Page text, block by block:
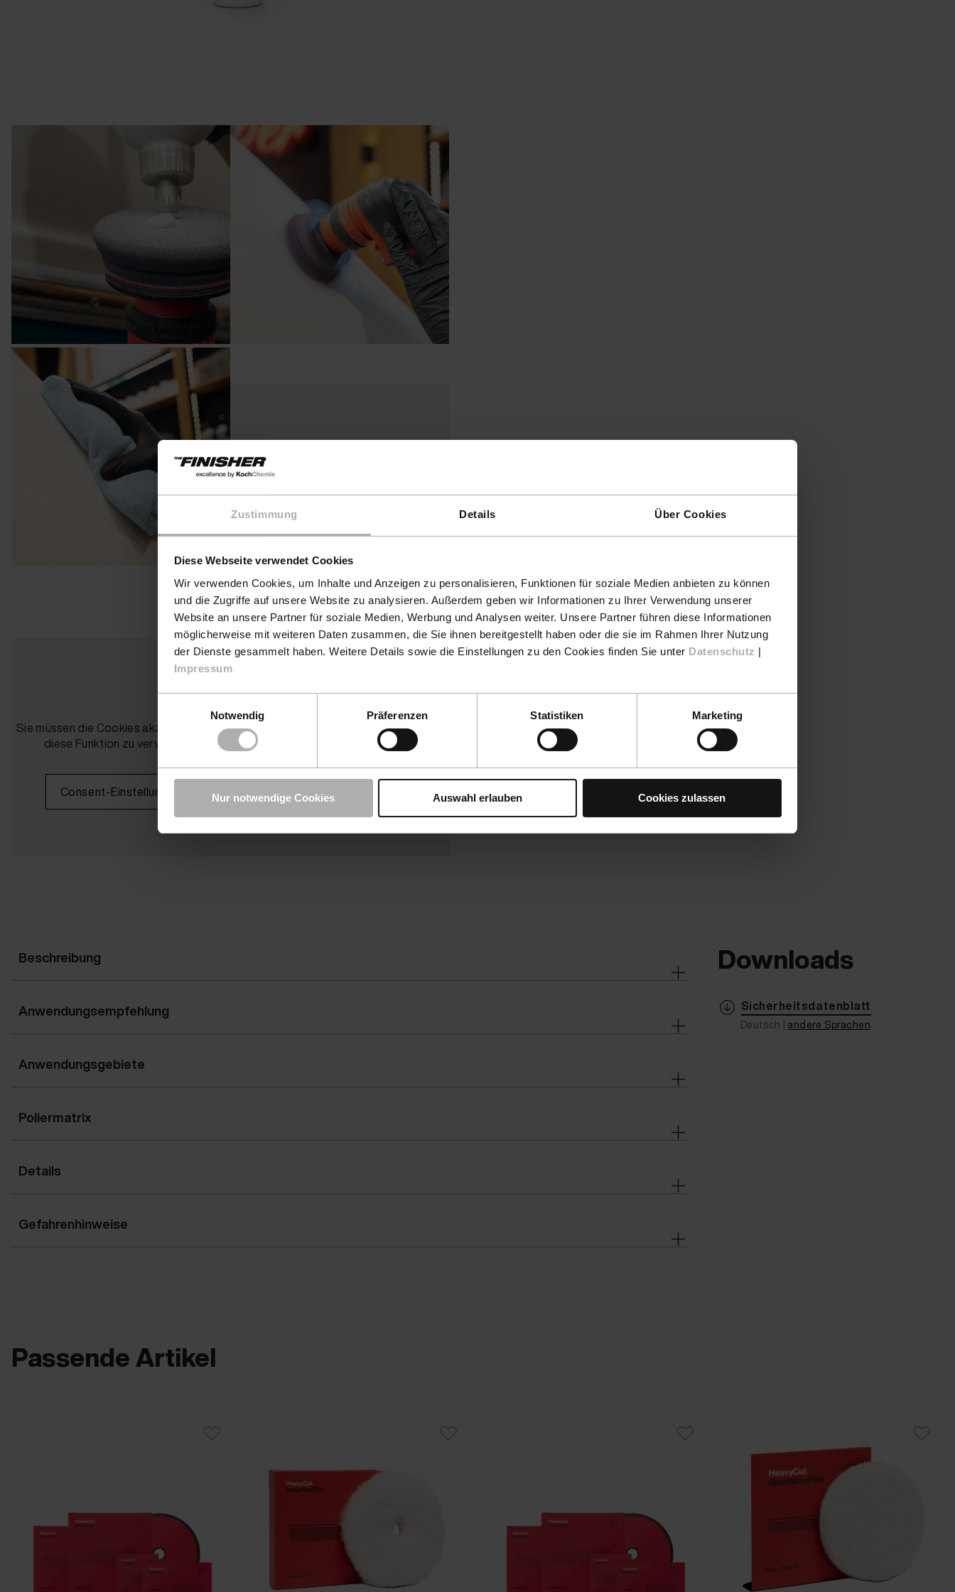
Zustimmung Details Über Cookies
Diese Webseite verwendet Cookies
Wir verwenden Cookies, um Inhalte und Anzeigen zu personalisieren, Funktionen für soziale Medien anbieten zu können
und die Zugriffe auf unsere Website zu analysieren. Außerdem geben wir Informationen zu Ihrer Verwendung unserer
Website an unsere Partner für soziale Medien, Werbung und Analysen weiter. Unsere Partner führen diese Informationen
möglicherweise mit weiteren Daten zusammen, die Sie ihnen bereitgestellt haben oder die sie im Rahmen Ihrer Nutzung
der Dienste gesammelt haben. Weitere Details sowie die Einstellungen zu den Cookies finden Sie unter Datenschutz |
Impressum
Notwendig
Präferenzen Statistiken Marketing
Nur notwendige Cookies Auswahl erlauben Cookies zulassen
Sie müssen die Cookies akzeptieren, um
Consent-Einstellungen
Sie müssen die Cookies akzeptieren, um
diese Funktion zu verwenden.
Consent-Einstellungen
Sie müssen die Cookies akzeptieren, um
diese Funktion zu verwenden.
Consent-Einstellungen
Beschreibung
Anwendungsempfehlung
Anwendungsgebiete
Poliermatrix
Details
Gefahrenhinweise
Downloads
Sicherheitsdatenblatt
Deutsch | andere Sprachen
Passende Artikel